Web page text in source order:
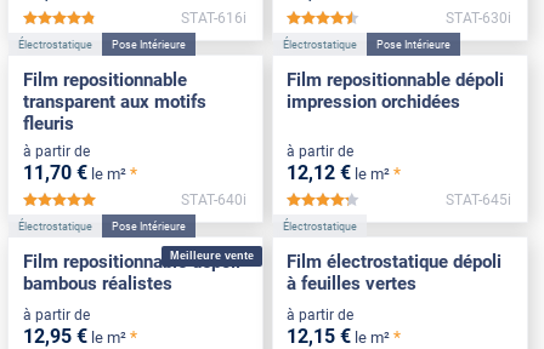
*****
STAT-616i
*****
STAT-630i
Électrostatique Pose Intérieure
Film repositionnable
transparent aux motifs
fleuris
à partir de
11,70 € le m² *
*****
STAT-640i
Électrostatique Pose Intérieure
Film repositionnable dépoli
impression orchidées
à partir de
12,12 € le m² *
*****
STAT-645i
Meilleure vente
Électrostatique Pose Intérieure
Film repositionnable dépoli
bambous réalistes
à partir de
12,95 € le m² *
Électrostatique
Film électrostatique dépoli
à feuilles vertes
à partir de
12,15 € le m² *